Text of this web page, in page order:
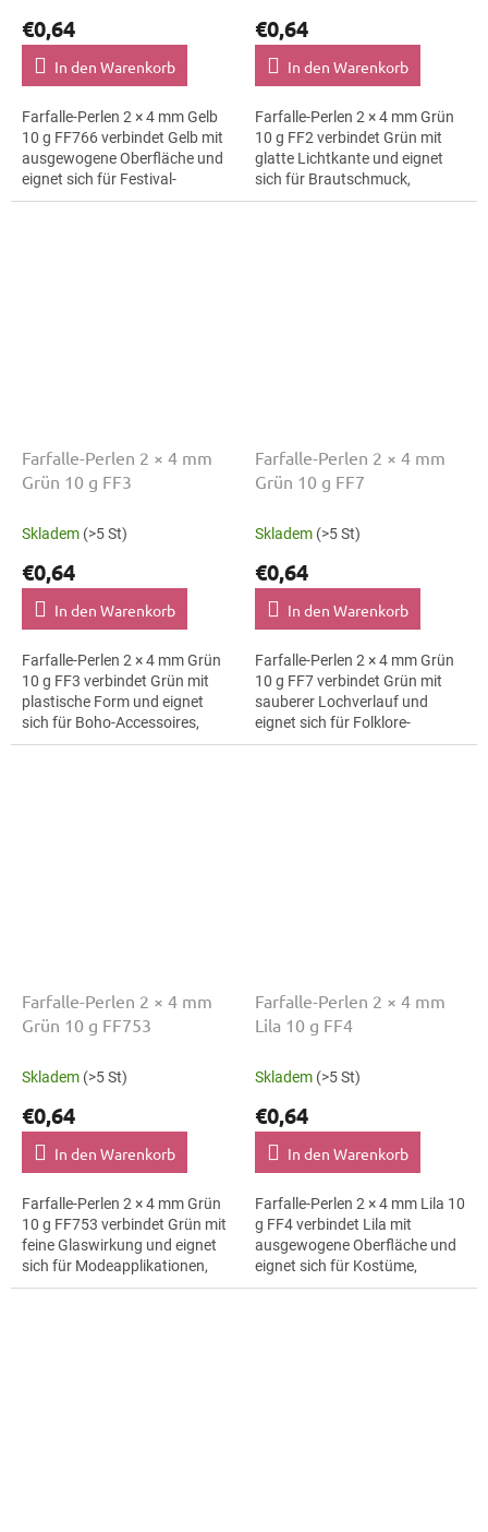
€0,64
In den Warenkorb
Farfalle-Perlen 2 × 4 mm Gelb
10 g FF766 verbindet Gelb mit
ausgewogene Oberfläche und
eignet sich für Festival-
Accessoires,
€0,64
In den Warenkorb
Farfalle-Perlen 2 × 4 mm Grün
10 g FF2 verbindet Grün mit
glatte Lichtkante und eignet
sich für Brautschmuck,
Ohrringe und Broschen. Die
Farfalle-Perlen 2 × 4 mm
Grün 10 g FF3
Skladem (>5 St)
€0,64
In den Warenkorb
Farfalle-Perlen 2 × 4 mm Grün
10 g FF3 verbindet Grün mit
plastische Form und eignet
sich für Boho-Accessoires,
Armbänder und Karten und
Farfalle-Perlen 2 × 4 mm
Grün 10 g FF7
Skladem (>5 St)
€0,64
In den Warenkorb
Farfalle-Perlen 2 × 4 mm Grün
10 g FF7 verbindet Grün mit
sauberer Lochverlauf und
eignet sich für Folklore-
Bordüren, Broschen und
Farfalle-Perlen 2 × 4 mm
Grün 10 g FF753
Skladem (>5 St)
€0,64
In den Warenkorb
Farfalle-Perlen 2 × 4 mm Grün
10 g FF753 verbindet Grün mit
feine Glaswirkung und eignet
sich für Modeapplikationen,
Haarspangen und Armbänder.
Farfalle-Perlen 2 × 4 mm
Lila 10 g FF4
Skladem (>5 St)
€0,64
In den Warenkorb
Farfalle-Perlen 2 × 4 mm Lila 10
g FF4 verbindet Lila mit
ausgewogene Oberfläche und
eignet sich für Kostüme,
Textilapplikationen und